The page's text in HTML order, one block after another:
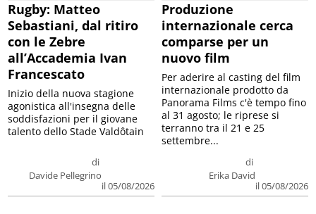
Rugby: Matteo
Sebastiani, dal ritiro
con le Zebre
all’Accademia Ivan
Francescato
di
Davide Pellegrino
il 05/08/2026
Inizio della nuova stagione
agonistica all'insegna delle
soddisfazioni per il giovane
talento dello Stade Valdôtain
Produzione
internazionale cerca
comparse per un
nuovo film
di
Erika David
il 05/08/2026
Per aderire al casting del film
internazionale prodotto da
Panorama Films c'è tempo fino
al 31 agosto; le riprese si
terranno tra il 21 e 25
settembre...